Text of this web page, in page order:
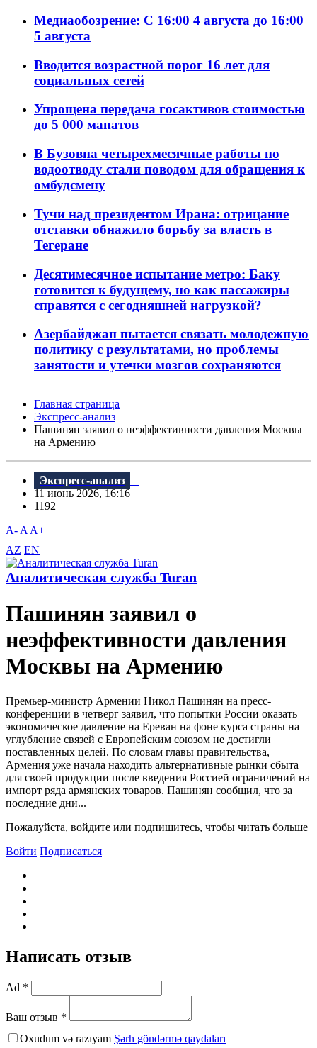
Медиаобозрение: С 16:00 4 августа до 16:00
5 августа
Вводится возрастной порог 16 лет для
социальных сетей
Упрощена передача госактивов стоимостью
до 5 000 манатов
В Бузовна четырехмесячные работы по
водоотводу стали поводом для обращения к
омбудсмену
Тучи над президентом Ирана: отрицание
отставки обнажило борьбу за власть в
Тегеране
Десятимесячное испытание метро: Баку
готовится к будущему, но как пассажиры
справятся с сегодняшней нагрузкой?
Азербайджан пытается связать молодежную
политику с результатами, но проблемы
занятости и утечки мозгов сохраняются
Главная страница
Экспресс-анализ
Пашинян заявил о неэффективности давления Москвы
на Армению
Экспресс-анализ
11 июнь 2026, 16:16
1192
A- A A+
AZ EN
Аналитическая служба Turan
Пашинян заявил о
неэффективности давления
Москвы на Армению
Премьер-министр Армении Никол Пашинян на пресс-
конференции в четверг заявил, что попытки России оказать
экономическое давление на Ереван на фоне курса страны на
углубление связей с Европейским союзом не достигли
поставленных целей. По словам главы правительства,
Армения уже начала находить альтернативные рынки сбыта
для своей продукции после введения Россией ограничений на
импорт ряда армянских товаров. Пашинян сообщил, что за
последние дни...
Пожалуйста, войдите или подпишитесь, чтобы читать больше
Войти Подписаться
Написать отзыв
Ad *
Ваш отзыв *
Oxudum və razıyam Şərh göndərmə qaydaları